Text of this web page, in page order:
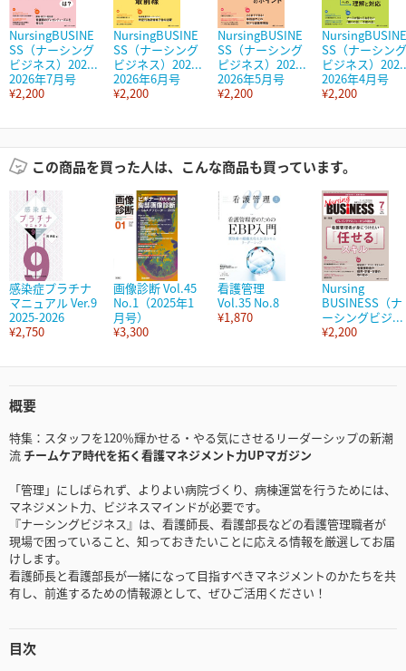
NursingBUSINE
SS（ナーシング
ビジネス）202...
2026年7月号
¥2,200
NursingBUSINE
SS（ナーシング
ビジネス）202...
2026年6月号
¥2,200
NursingBUSINE
SS（ナーシング
ピジネス）202...
2026年5月号
¥2,200
NursingBUSINE
SS（ナーシング
ビジネス）
2026年4月号
¥2,200
この商品を買った人は、こんな商品も買っています。
感染症プラチナ
マニュアル Ver.9
2025-2026
¥2,750
画像診断 Vol.45
No.1（2025年1
月号）
¥3,300
看護管理
Vol.35 No.8
¥1,870
Nursing
BUSINESS（ナ
ーシングビジ...
¥2,200
概要
特集：スタッフを120％輝かせる・やる気にさせるリーダーシップの新潮
流 チームケア時代を拓く看護マネジメント力UPマガジン
「管理」にしばられず、よりよい病院づくり、病棟運営を行うためには、
マネジメント力、ビジネスマインドが必要です。
『ナーシングビジネス』は、看護師長、看護部長などの看護管理職者が
現場で困っていること、知っておきたいことに応える情報を厳選してお届
けします。
看護師長と看護部長が一緒になって目指すべきマネジメントのかたちを共
有し、前進するための情報源として、ぜひご活用ください！
目次